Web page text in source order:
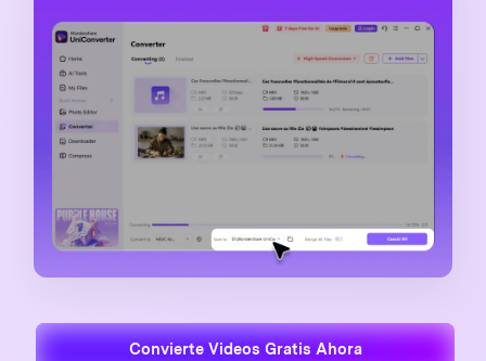
Convierte Videos Gratis Ahora